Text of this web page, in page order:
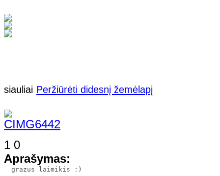
siauliai Peržiūrėti didesnį žemėlapį
1 0
Aprašymas: